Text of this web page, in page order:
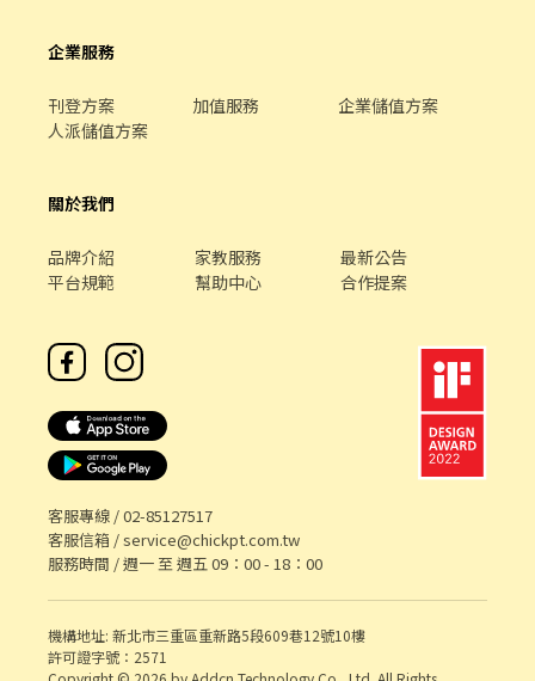
清路四段839號1樓 🏪 大雅雅潭店｜雅潭路四段922號1、2樓 🏪 大
段8號1樓 🔹 太平區 🏪 太平中平店｜中平路88號1樓 🏪 太平長億店
｜長億路63-2號1樓 ⭐ 太平光興－智取店｜光興路719號1樓 🔹 北屯
東路二段312號1樓 ⭐ 北屯軍功－智取店｜東山路一段283號1樓 ⭐
路一段478-3號1樓 🏪 台中梅亭店｜梅亭街276、278號1樓 ⭐ 台中
五常－智取店｜柳川東路四段100號1樓 ⭐ 台中邦邦－智取店｜中清
西屯何厝店｜何厝街86號1樓 🏪 西屯文心店｜文心路三段396號1樓
🏪 西屯櫻城店｜櫻城一街51-3號1樓 ⭐ 西屯逢甲－智取店｜逢甲路
70號1樓 ⭐ 西屯工業－智取店｜工業區一路96之2號1樓 🔹 西區 🏪
台中公正店｜公正路143號1樓 🏪 台中大同店｜大同街232號1樓 🏪
台中五廊店｜五廊街6-1號1樓 🏪 台中五權店｜五權五街82-2號1樓
🏪 台中南屯店｜南屯路一段6號1樓 ⭐ 台中向上－智取店｜向上路一
鹿屏西－智取店｜屏西路33號1、2樓 🔹 東區 🏪 台中忠孝店｜忠孝
路336號1樓 🏪 台中進化店｜進化路215號1、2樓 🔹 東勢區 🏪 東勢
豐勢店｜豐勢路555號1樓 🔹 南屯區 🏪 南屯忠勇店｜忠勇路71-6號
店｜向心南路935號1樓 ⭐ 南屯春安－智取店｜春安二街38號1樓 ⭐
南屯文心－智取店｜文心南路46號1樓 🔹 南區 🏪 台中樹德店｜大慶
企業服務
刊登方案 加值服務
企業儲值方案
人派儲值方案
關於我們
品牌介紹 家教服務
最新公告
平台規範
幫助中心 合作提案
客服專線 /02-85127517
客服信箱 /service@chickpt.com.tw
服務時間 / 週一 至 週五 09：00 - 18：00
機構地址: 新北市三重區重新路5段609巷12號10樓
許可證字號：2571